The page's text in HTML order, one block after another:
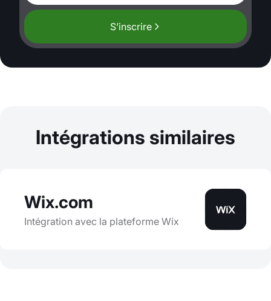
S’inscrire
Intégrations similaires
Wix.com
Intégration avec la plateforme Wix